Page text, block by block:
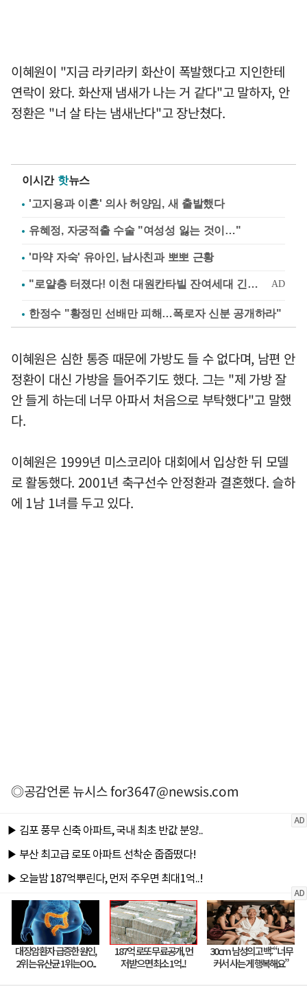
이혜원이 "지금 라키라키 화산이 폭발했다고 지인한테
연락이 왔다. 화산재 냄새가 나는 거 같다"고 말하자, 안
정환은 "너 살 타는 냄새난다"고 장난쳤다.
이시간 핫뉴스
'고지용과 이혼' 의사 허양임, 새 출발했다
유혜정, 자궁적출 수술 "여성성 잃는 것이…"
'마약 자숙' 유아인, 남사친과 뽀뽀 근황
한정수 "황정민 선배만 피해…폭로자 신분 공개하라"
이혜원은 심한 통증 때문에 가방도 들 수 없다며, 남편 안
정환이 대신 가방을 들어주기도 했다. 그는 "제 가방 잘
안 들게 하는데 너무 아파서 처음으로 부탁했다"고 말했
다.
이혜원은 1999년 미스코리아 대회에서 입상한 뒤 모델
로 활동했다. 2001년 축구선수 안정환과 결혼했다. 슬하
에 1남 1녀를 두고 있다.
◎공감언론 뉴시스for3647@newsis.com